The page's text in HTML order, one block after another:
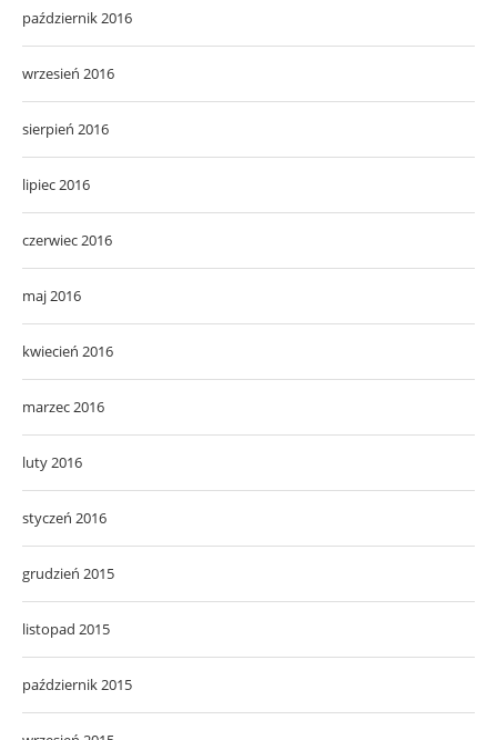
październik 2016
wrzesień 2016
sierpień 2016
lipiec 2016
czerwiec 2016
maj 2016
kwiecień 2016
marzec 2016
luty 2016
styczeń 2016
grudzień 2015
listopad 2015
październik 2015